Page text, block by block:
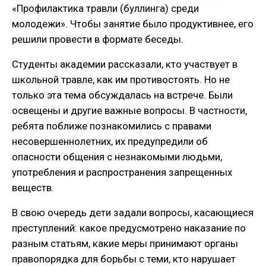
«Профилактика травли (буллинга) среди
молодежи». Чтобы занятие было продуктивнее, его
решили провести в формате беседы.
Студенты академии рассказали, кто участвует в
школьной травле, как им противостоять. Но не
только эта тема обсуждалась на встрече. Были
освещены и другие важные вопросы. В частности,
ребята поближе познакомились с правами
несовершеннолетних, их предупредили об
опасности общения с незнакомыми людьми,
употребления и распространения запрещенных
веществ.
В свою очередь дети задали вопросы, касающиеся
преступлений: какое предусмотрено наказание по
разным статьям, какие меры принимают органы
правопорядка для борьбы с теми, кто нарушает